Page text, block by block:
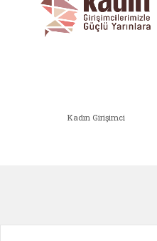
Kadın Girişimci